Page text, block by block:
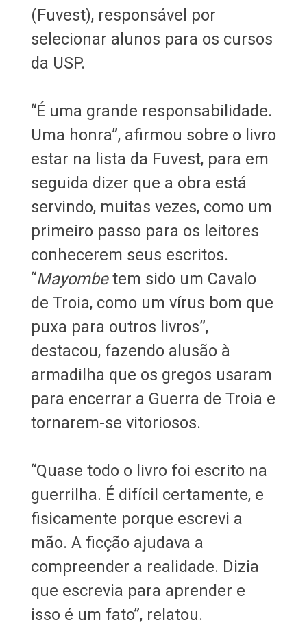
(Fuvest), responsável por
selecionar alunos para os cursos
da USP.
“É uma grande responsabilidade.
Uma honra”, afirmou sobre o livro
estar na lista da Fuvest, para em
seguida dizer que a obra está
servindo, muitas vezes, como um
primeiro passo para os leitores
conhecerem seus escritos.
“Mayombetem sido um Cavalo
de Troia, como um vírus bom que
puxa para outros livros”,
destacou, fazendo alusão à
armadilha que os gregos usaram
para encerrar a Guerra de Troia e
tornarem-se vitoriosos.
“Quase todo o livro foi escrito na
guerrilha. É difícil certamente, e
fisicamente porque escrevi a
mão. A ficção ajudava a
compreender a realidade. Dizia
que escrevia para aprender e
isso é um fato”, relatou.